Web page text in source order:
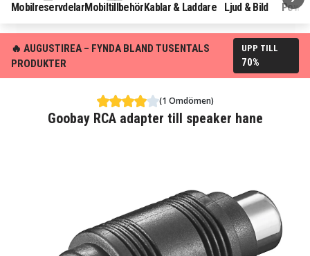
MobilreservdelarMobiltillbehör Kablar & Laddare Ljud & Bild
🔥 AUGUSTIREA – FYNDA BLAND TUSENTALS
PRODUKTER
UPP TILL
70%
(1 Omdömen)
Goobay RCA adapter till speaker hane